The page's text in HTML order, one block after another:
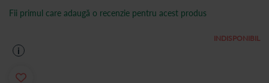
INDISPONIBIL
Fii primul care adaugă o recenzie pentru acest produs
i